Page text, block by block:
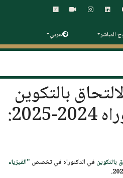
المباشر عربي
بالتكوين
في طور الدكتوراه 2024-2025:
بالتكوين في الدكتوراه فيتخصص "الفيزياء